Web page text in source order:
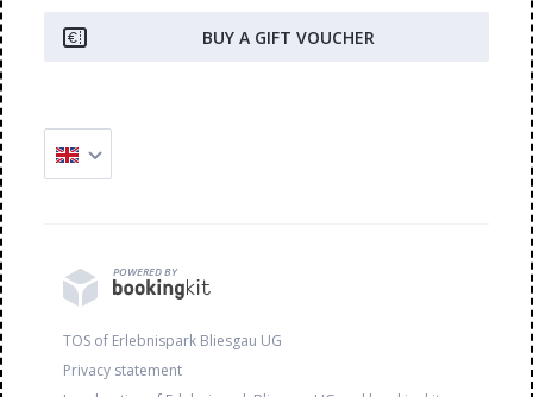
BUY A GIFT VOUCHER
POWERED BY
TOS of Erlebnispark Bliesgau UG
Privacy statement